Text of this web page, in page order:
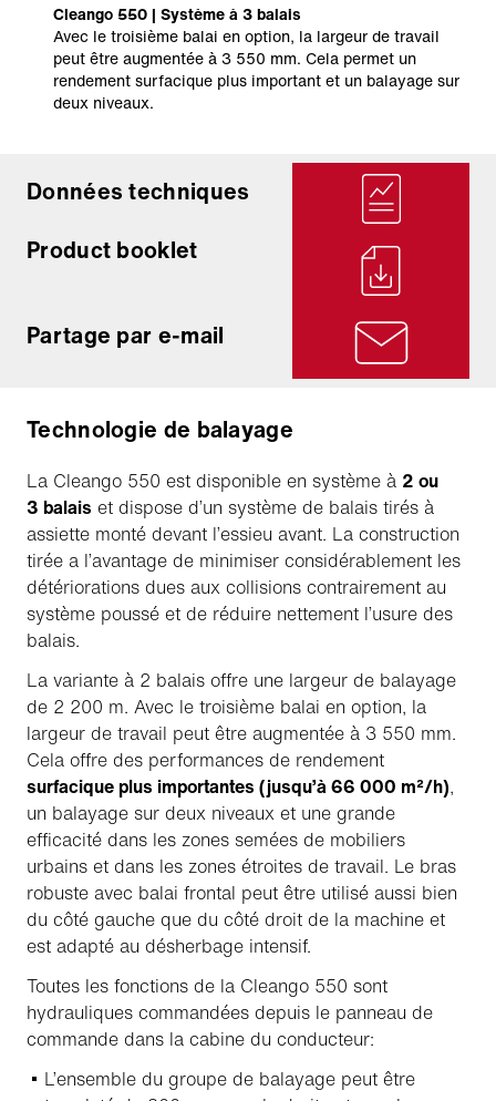
Cleango 550 | Système à 3 balais
Avec le troisième balai en option, la largeur de travail
peut être augmentée à 3 550 mm. Cela permet un
rendement surfacique plus important et un balayage sur
deux niveaux.
Données techniques
Product booklet
Partage par e-mail
Technologie de balayage
La Cleango 550 est disponible en système à 2 ou
3 balais et dispose d’un système de balais tirés à
assiette monté devant l’essieu avant. La construction
tirée a l’avantage de minimiser considérablement les
détériorations dues aux collisions contrairement au
système poussé et de réduire nettement l’usure des
balais.
La variante à 2 balais offre une largeur de balayage
de 2 200 m. Avec le troisième balai en option, la
largeur de travail peut être augmentée à 3 550 mm.
Cela offre des performances de rendement
surfacique plus importantes (jusqu’à 66 000 m²/h),
un balayage sur deux niveaux et une grande
efficacité dans les zones semées de mobiliers
urbains et dans les zones étroites de travail. Le bras
robuste avec balai frontal peut être utilisé aussi bien
du côté gauche que du côté droit de la machine et
est adapté au désherbage intensif.
Toutes les fonctions de la Cleango 550 sont
hydrauliques commandées depuis le panneau de
commande dans la cabine du conducteur:
L’ensemble du groupe de balayage peut être